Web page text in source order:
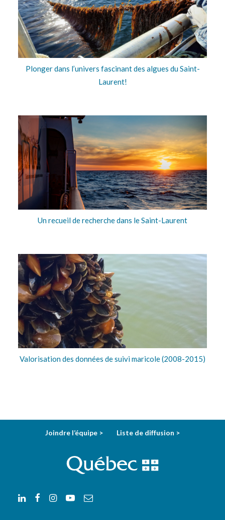
Plonger dans l’univers fascinant des algues du Saint-
Laurent!
Un recueil de recherche dans le Saint-Laurent
Valorisation des données de suivi maricole (2008-2015)
Joindre l’équipe > Liste de diffusion >